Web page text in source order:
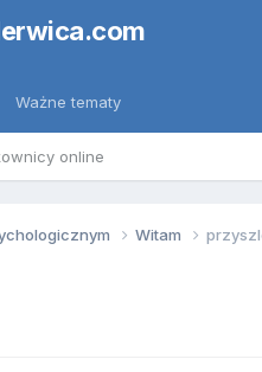
online
Ważne tematy
Witam